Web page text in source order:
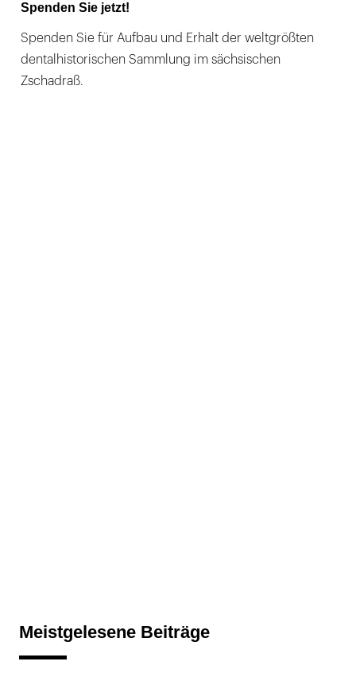
Spenden Sie jetzt!
Spenden Sie für Aufbau und Erhalt der weltgrößten
dentalhistorischen Sammlung im sächsischen
Zschadraß.
Meistgelesene Beiträge